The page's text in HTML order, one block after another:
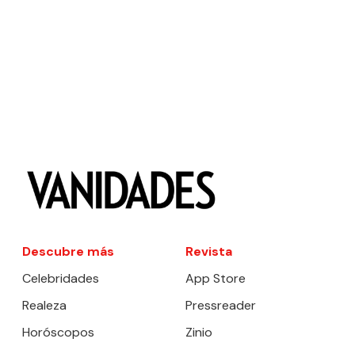
Descubre más
Celebridades
Realeza
Horóscopos
Revista
App Store
Pressreader
Zinio